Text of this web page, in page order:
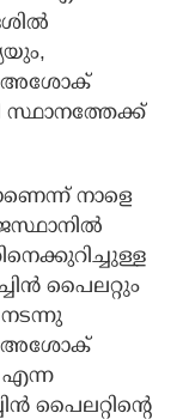
അശോക്
സ്ഥാനത്തേക്ക്
നാളെ
പൈലറ്റും
അശോക്
എന്ന
പൈലറ്റിന്റെ